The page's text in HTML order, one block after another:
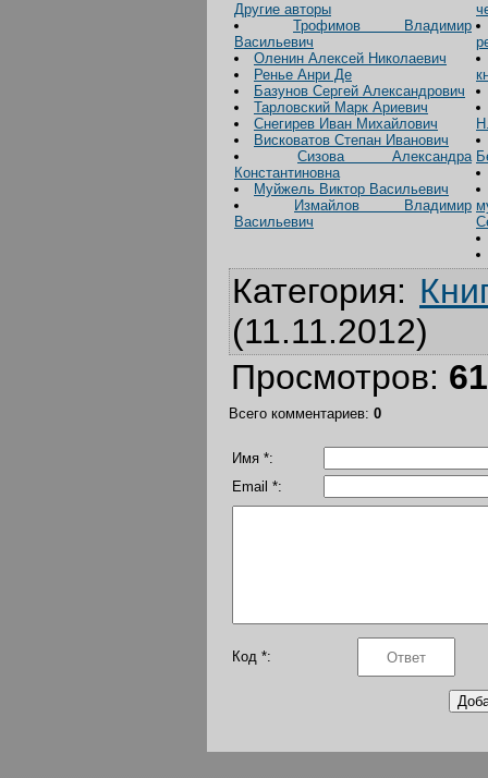
Другие авторы
Трофимов Владимир
Васильевич
Оленин Алексей Николаевич
Ренье Анри Де
Базунов Сергей Александрович
Тарловский Марк Ариевич
Снегирев Иван Михайлович
Висковатов Степан Иванович
Сизова Александра
Константиновна
Муйжель Виктор Васильевич
Измайлов Владимир
Васильевич
Категория:
(11.11.2012)
Просмотров:
Всего комментариев: 0
Имя *:
Email *:
Код *: